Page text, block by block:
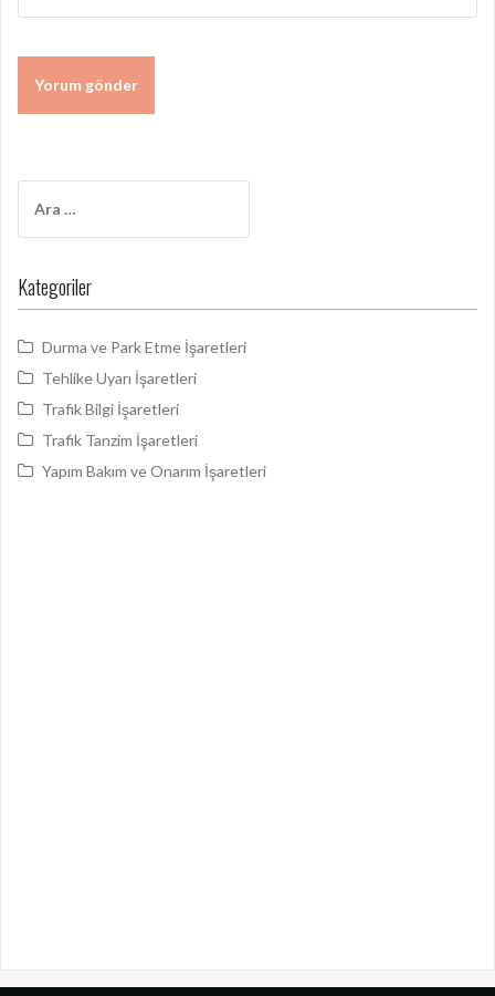
Kategoriler
Durma ve Park Etme İşaretleri
Tehlike Uyarı İşaretleri
Trafik Bilgi İşaretleri
Trafik Tanzim İşaretleri
Yapım Bakım ve Onarım İşaretleri